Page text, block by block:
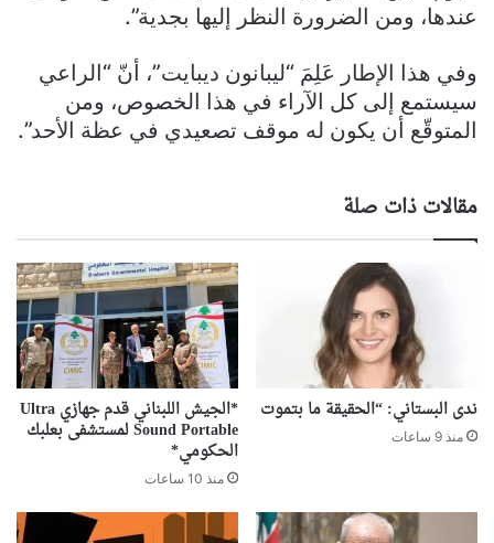
عندها، ومن الضرورة النظر إليها بجدية”.
وفي هذا الإطار عَلِمَ “ليبانون ديبايت”، أنّ “الراعي
سيستمع إلى كل الآراء في هذا الخصوص، ومن
المتوقّع أن يكون له موقف تصعيدي في عظة الأحد”.
مقالات ذات صلة
ندى البستاني: “الحقيقة ما بتموت
منذ 9 ساعات
*الجيش اللبناني قدم جهازي Ultra
Sound Portable لمستشفى بعلبك
الحكومي*
منذ 10 ساعات